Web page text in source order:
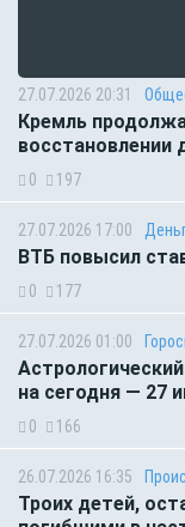
27.07.2026 20:31
Кремль
восстановлении
0 197
27.07.2026 17:00
ВТБ повысил
0 177
27.07.2026 01:00
на сегодня — 27
0 166
26.07.2026 16:35
Троих детей,